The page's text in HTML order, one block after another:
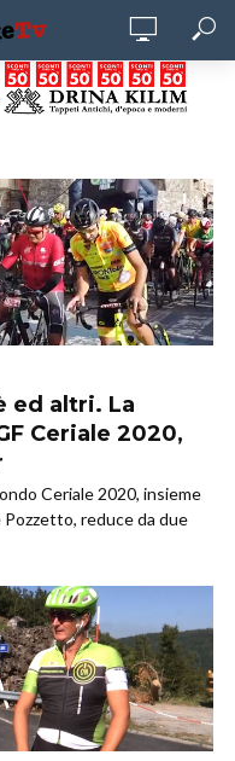
ed altri. La
Ceriale 2020,
Ceriale 2020, insieme
reduce da due